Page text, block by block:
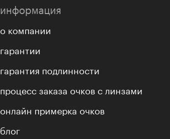
информация
о компании
гарантии
гарантия подлинности
процесс заказа очков с линзами
онлайн примерка очков
блог